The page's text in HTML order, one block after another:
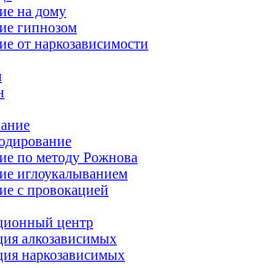
на дому
гипнозом
от наркозависимости
по методу Рожнова
иглоукалыванием
с провокацией
центр
алкозависимых
наркозависимых